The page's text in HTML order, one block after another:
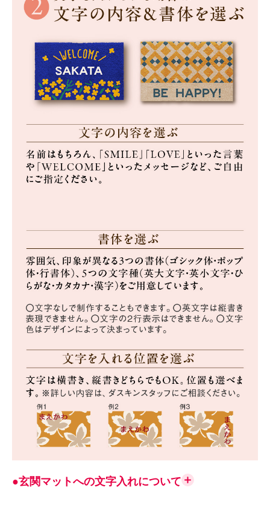
●玄関マットへの文字入れについて